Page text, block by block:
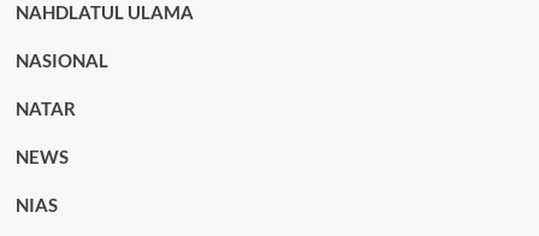
NAHDLATUL ULAMA
NASIONAL
NATAR
NEWS
NIAS